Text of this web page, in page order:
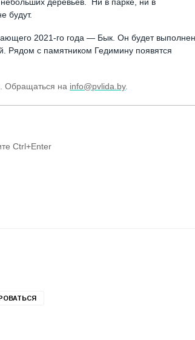
деревьев. Ни в парке, ни в
будут.
2021-го года — Бык. Он будет
Рядом с памятником Гедимину появятся
Обращаться на info@pvlida.by.
Ctrl+Enter